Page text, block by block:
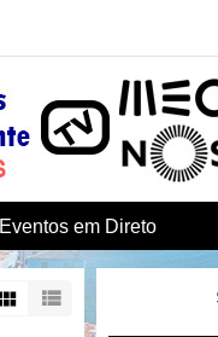
Eventos em Direto